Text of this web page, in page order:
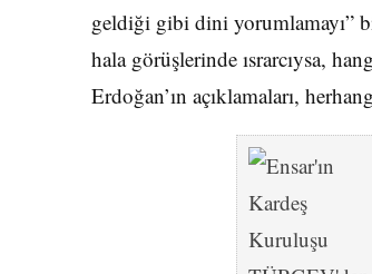
geldiği gibi dini yorumlamayı”
hala görüşlerinde ısrarcıysa,
Erdoğan’ın açıklamaları,